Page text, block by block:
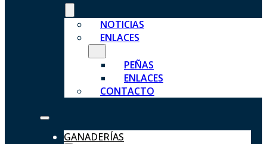
NOTICIAS
ENLACES
PEÑAS
ENLACES
CONTACTO
GANADERÍAS